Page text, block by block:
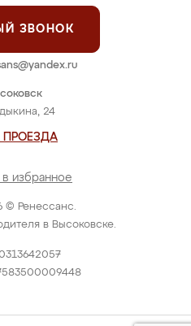
© Ренессанс.
в Высоковске.
24
ПРОЕЗДА
избранное
ЗВОНОК